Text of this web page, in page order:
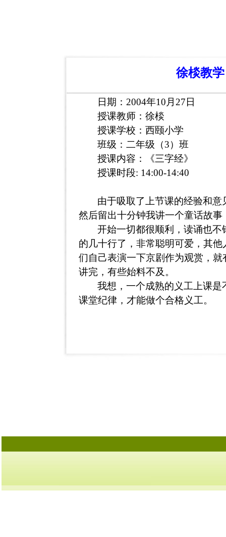
徐棪教学
日期： 2004年10 月 27 日
授课教师：徐棪
授课学校：西颐小学
班级：二年级（3）班
授课内容：《三字经》
授课时段: 14:00-14:40
由于吸取了上节课的经验和
然后留出十分钟我讲一个童话故
开始一切都很顺利，读诵也
的几十行了，非常聪明可爱，其
们自己表演一下京剧作为观赏，
讲完，有些始料不及。
我想，一个成熟的义工上课
课堂纪律，才能做个合格义工。